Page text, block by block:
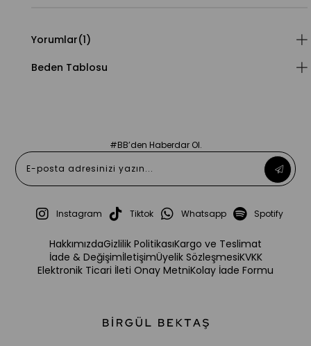
Yorumlar(1)
Beden Tablosu
#BB’den Haberdar Ol.
Instagram Tiktok Whatsapp Spotify
HakkımızdaGizlilik PolitikasıKargo ve Teslimat
İade & DeğişimİletişimÜyelik SözleşmesiKVKK
Elektronik Ticari İleti Onay MetniKolay İade Formu